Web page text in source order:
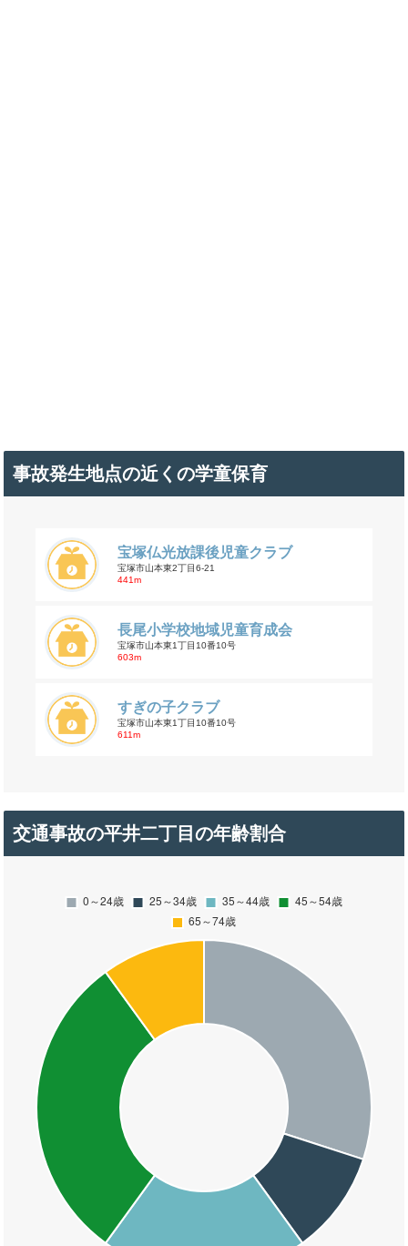
事故発生地点の近くの学童保育
宝塚仏光放課後児童クラブ
宝塚市山本東2丁目6-21
441m
長尾小学校地域児童育成会
宝塚市山本東1丁目10番10号
603m
すぎの子クラブ
宝塚市山本東1丁目10番10号
611m
交通事故の平井二丁目の年齢割合